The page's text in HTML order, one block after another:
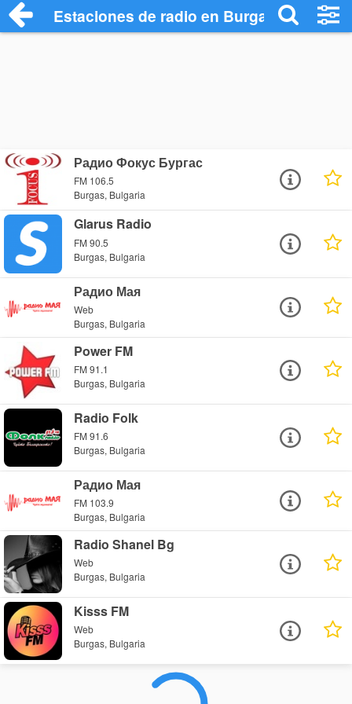
Estaciones de radio en Burgas -
Радио Фокус Бургас
FM 106.5
Burgas, Bulgaria
Glarus Radio
FM 90.5
Burgas, Bulgaria
Радио Мая
Web
Burgas, Bulgaria
Power FM
FM 91.1
Burgas, Bulgaria
Radio Folk
FM 91.6
Burgas, Bulgaria
Радио Мая
FM 103.9
Burgas, Bulgaria
Radio Shanel Bg
Web
Burgas, Bulgaria
Kisss FM
Web
Burgas, Bulgaria